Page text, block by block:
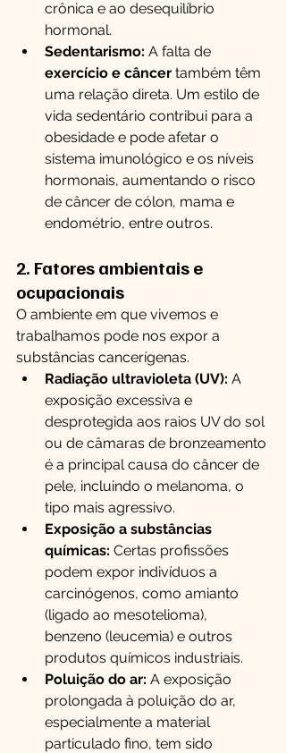
crônica e ao desequilíbrio
hormonal.
Sedentarismo: A falta de
exercício e câncer também têm
uma relação direta. Um estilo de
vida sedentário contribui para a
obesidade e pode afetar o
sistema imunológico e os níveis
hormonais, aumentando o risco
de câncer de cólon, mama e
endométrio, entre outros.
2. Fatores ambientais e
ocupacionais
O ambiente em que vivemos e
trabalhamos pode nos expor a
substâncias cancerígenas.
Radiação ultravioleta (UV): A
exposição excessiva e
desprotegida aos raios UV do sol
ou de câmaras de bronzeamento
é a principal causa do câncer de
pele, incluindo o melanoma, o
tipo mais agressivo.
Exposição a substâncias
químicas: Certas profissões
podem expor indivíduos a
carcinógenos, como amianto
(ligado ao mesotelioma),
benzeno (leucemia) e outros
produtos químicos industriais.
Poluição do ar: A exposição
prolongada à poluição do ar,
especialmente a material
particulado fino, tem sido